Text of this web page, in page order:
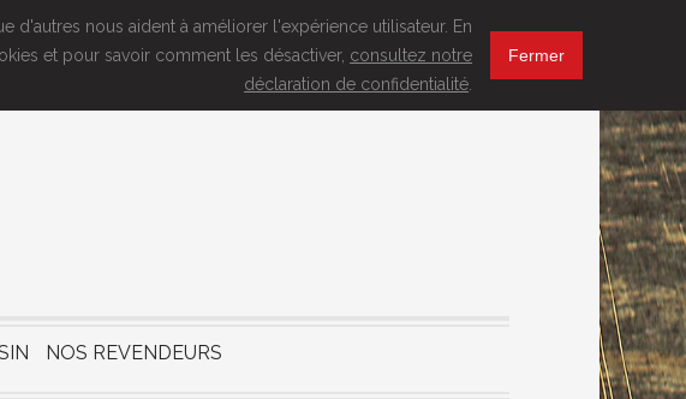
NOS REVENDEURS
d'autres nous aident à améliorer l'expérience utilisateur. En
et pour savoir comment les désactiver, consultez notre
déclaration de confidentialité
Fermer